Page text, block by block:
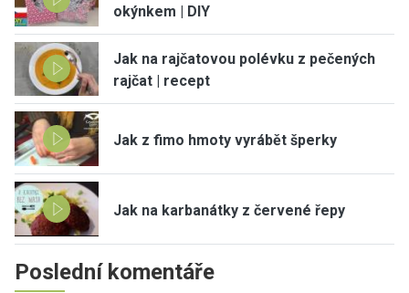
okýnkem | DIY
Jak na rajčatovou polévku z pečených
rajčat | recept
Jak z fimo hmoty vyrábět šperky
Jak na karbanátky z červené řepy
Poslední komentáře